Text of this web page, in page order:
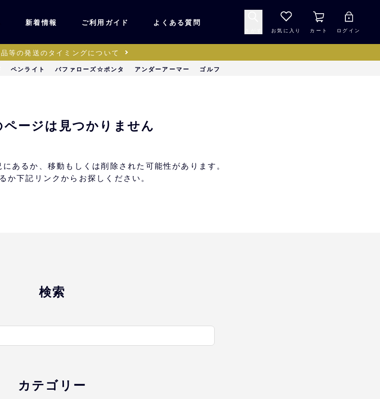
ユニフォーム・ワッ
キャップ・ヘルメッ
キーホルダー
新着情報 ご利用ガイド よくある質問
お気に入り カート ログイン
等の発送のタイミングについて
ペンライト バファローズ☆ポンタ アンダーアーマー ゴルフ
ページは見つかりません
あるか、移動もしくは削除された可能性があります。
か下記リンクからお探しください。
検索
カテゴリー